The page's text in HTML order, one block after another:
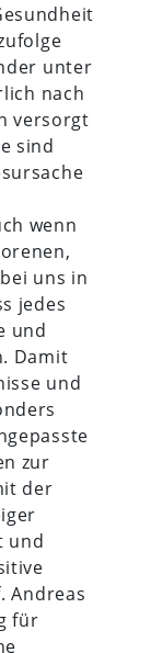
unter
nach
versorgt
sind
wenn
uns in
jedes
und
Damit
und
zur
der
und
Andreas
für